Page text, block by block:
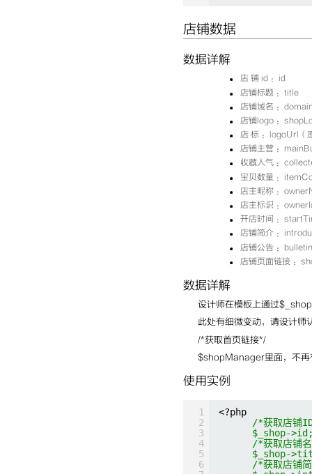
店铺数据
数据详解
店 铺 id ：id
店铺标题 ：title
店铺域名 ：
店铺logo ：
店 标 ：logoUrl（
店铺主营 ：
收藏人气 ：
宝贝数量 ：
店主昵称 ：
店主标识 ：
开店时间 ：
店铺简介 ：
店铺公告 ：bulletin
店铺页面链接 ：
数据详解
设计师在模板上通过
此处有细微变动，请设计师
/*获取首页链接*/
$shopManager里面，不
使用实例
1
2
3
4
5
6
<?php
/*获取店铺
$_shop-
/*获取店铺
$_shop-
/*获取店铺